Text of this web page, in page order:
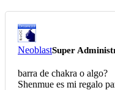
NeoblastSuper
barra de chakra o algo?
Shenmue es mi regalo